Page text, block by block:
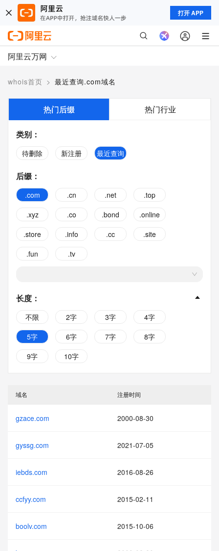
打开 APP
阿里云万网
whois首页 > 最近查询.com域名
热门后缀 热门行业
类别 ：
待删除 新注册 最近查询
后缀 ：
.com .cn .net
.top
.xyz
.co .bond
.online
.store
.info .cc
.site
.fun
.tv
长度 ：
不限 2字 3字
4字
5字
6字 7字
8字
9字
10字
域名 注册时间
gzace.com 2000-08-30
gyssg.com 2021-07-05
iebds.com 2016-08-26
ccfyy.com 2015-02-11
boolv.com 2015-10-06